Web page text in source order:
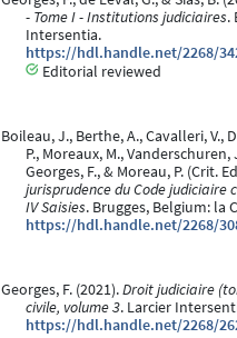
- Tome I - Institutions judiciaires.
Intersentia.
https://hdl.handle.net/2268/
Editorial reviewed
Boileau, J., Berthe, A., Cavalleri, V.,
P., Moreaux, M., Vanderschuren,
Georges, F., & Moreau, P. (Crit.
jurisprudence du Code judiciaire
IV Saisies. Brugges, Belgium: la
https://hdl.handle.net/2268/
Georges, F. (2021).Droit judiciaire
civile, volume 3. Larcier
https://hdl.handle.net/2268/